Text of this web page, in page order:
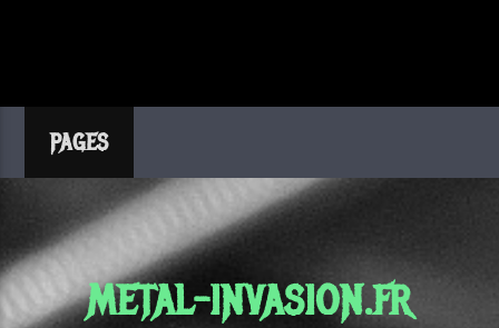
PAGES
METAL-INVASION.FR